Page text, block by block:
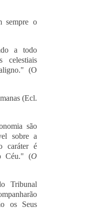
sempre o
a todo
celestiais
(O
(Ecl.
são
sobre a
caráter é
Céu." (O
Tribunal
os Seus